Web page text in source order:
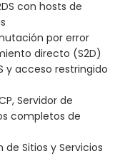
con hosts de
por error
directo (S2D)
y acceso restringido
Servidor de
completos de
Sitios y Servicios